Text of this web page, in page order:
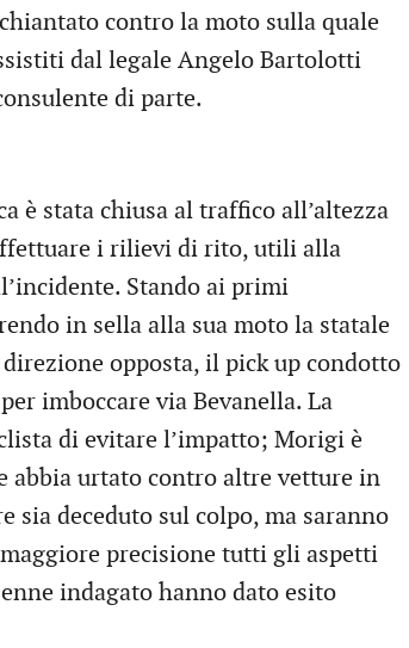
contro la moto sulla quale
dal legale Angelo Bartolotti
di parte.
è stata chiusa al traffico all’altezza
i rilievi di rito, utili alla
Stando ai primi
in sella alla sua moto la statale
opposta, il pick up condotto
imboccare via Bevanella. La
di evitare l’impatto; Morigi è
abbia urtato contro altre vetture in
sia deceduto sul colpo, ma saranno
precisione tutti gli aspetti
indagato hanno dato esito